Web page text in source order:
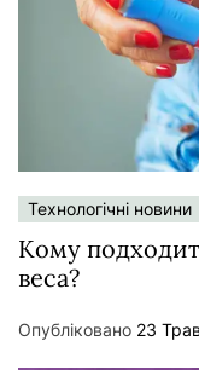
Технологічні новини
Кому
веса?
Опубліковано 23